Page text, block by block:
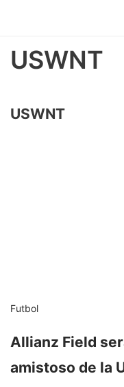
USWNT
USWNT
Futbol
Allianz Field
amistoso de la